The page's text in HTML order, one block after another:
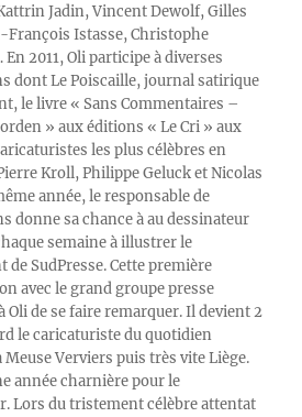
Jadin, Vincent Dewolf, Gilles
François Istasse, Christophe
2011, Oli participe à diverses
dont Le Poiscaille, journal satirique
le livre « Sans Commentaires –
» aux éditions « Le Cri » aux
les plus célèbres en
Kroll, Philippe Geluck et Nicolas
année, le responsable de
donne sa chance à au dessinateur
semaine à illustrer le
de SudPresse. Cette première
avec le grand groupe presse
Oli de se faire remarquer. Il devient 2
le caricaturiste du quotidien
Meuse Verviers puis très vite Liège.
année charnière pour le
Lors du tristement célèbre attentat